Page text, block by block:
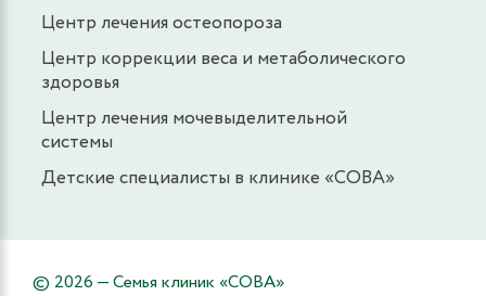
Центр лечения остеопороза
Центр коррекции веса и метаболического
здоровья
Центр лечения мочевыделительной
системы
Детские специалисты в клинике «СОВА»
© 2026 — Семья клиник «СОВА»